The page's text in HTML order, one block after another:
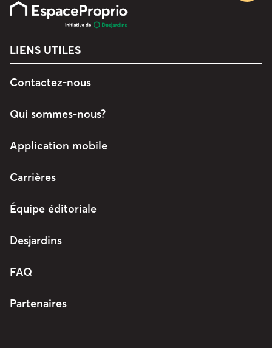
LIENS UTILES
Contactez-nous
Qui sommes-nous?
Application mobile
Carrières
Équipe éditoriale
Desjardins
FAQ
Partenaires